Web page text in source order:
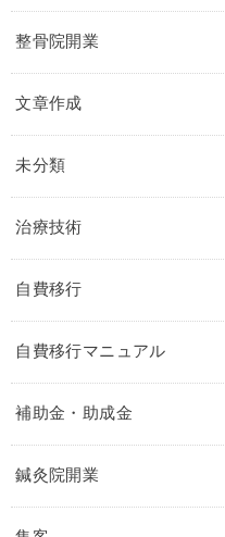
整骨院開業
文章作成
未分類
治療技術
自費移行
自費移行マニュアル
補助金・助成金
鍼灸院開業